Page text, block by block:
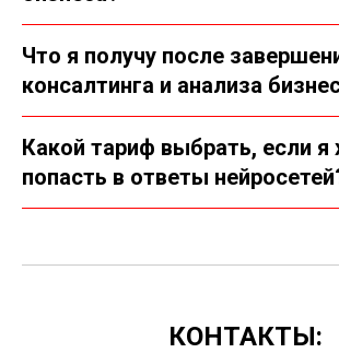
Что я получу после
консалтинга и анализа
Какой тариф выбрать, если я
попасть в ответы
КОНТАКТЫ: